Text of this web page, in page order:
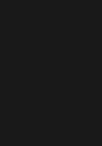
extensión que
Calamar,
La zona del